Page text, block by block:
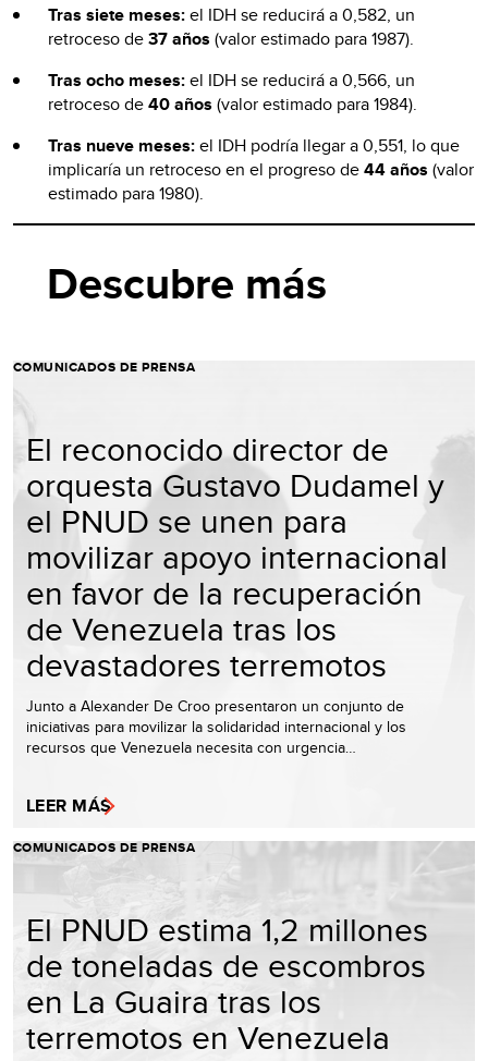
Tras siete meses:el IDH se reducirá a 0,582, un
retroceso de37 años (valor estimado para 1987).
Tras ocho meses:el IDH se reducirá a 0,566, un
retroceso de40 años (valor estimado para 1984).
Tras nueve meses:el IDH podría llegar a 0,551, lo que
implicaría un retroceso en el progreso de44 años (valor
estimado para 1980).
Descubre más
COMUNICADOS DE PRENSA
El reconocido director de
orquesta Gustavo Dudamel y
el PNUD se unen para
movilizar apoyo internacional
en favor de la recuperación
de Venezuela tras los
devastadores terremotos
Junto a Alexander De Croo presentaron un conjunto de
iniciativas para movilizar la solidaridad internacional y los
recursos que Venezuela necesita con urgencia…
LEER MÁS
COMUNICADOS DE PRENSA
El PNUD estima 1,2 millones
de toneladas de escombros
en La Guaira tras los
terremotos en Venezuela